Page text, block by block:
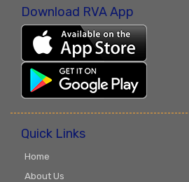
Download RVA App
Quick Links
Home
About Us